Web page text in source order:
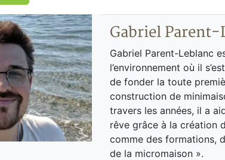
Gabriel Parent-
Gabriel Parent-Leblanc
l’environnement où il
de fonder la toute
construction de
travers les années, il a
rêve grâce à la création
comme des formations,
de la micromaison ».